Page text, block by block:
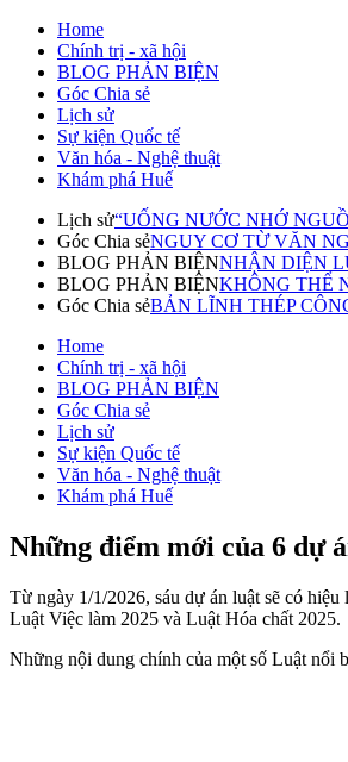
Home
Chính trị - xã hội
BLOG PHẢN BIỆN
Góc Chia sẻ
Lịch sử
Sự kiện Quốc tế
Văn hóa - Nghệ thuật
Khám phá Huế
Lịch sử“UỐNG NƯỚC NHỚ
Góc Chia sẻNGUY CƠ TỪ VĂN
BLOG PHẢN BIỆNNHẬN DIỆN
BLOG PHẢN BIỆNKHÔNG THỂ
Góc Chia sẻBẢN LĨNH THÉP
Home
Chính trị - xã hội
BLOG PHẢN BIỆN
Góc Chia sẻ
Lịch sử
Sự kiện Quốc tế
Văn hóa - Nghệ thuật
Khám phá Huế
Những điểm mới của 6 dự
Từ ngày 1/1/2026, sáu dự án luật sẽ có
Luật Việc làm 2025 và Luật Hóa chất 2025.
Những nội dung chính của một số Luật nổi